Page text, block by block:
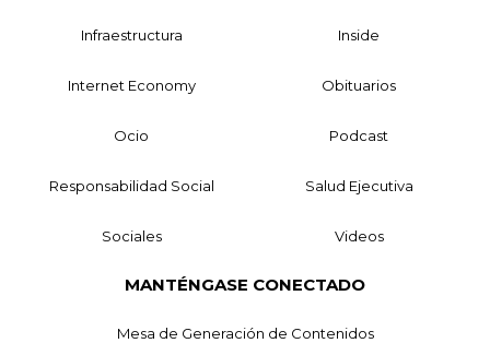
Infraestructura Inside
Internet Economy Obituarios
Ocio Podcast
Responsabilidad Social Salud Ejecutiva
Sociales Videos
MANTÉNGASE CONECTADO
Mesa de Generación de Contenidos